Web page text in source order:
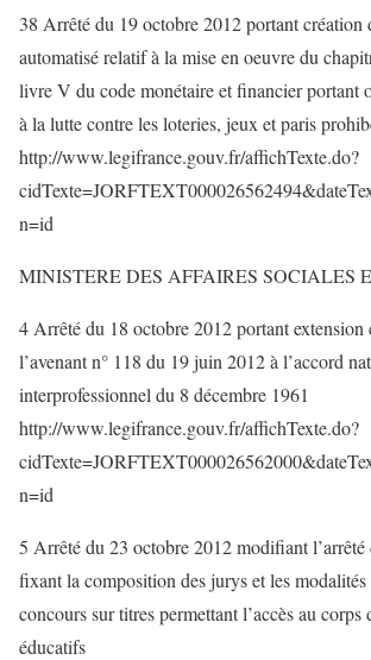
38 Arrêté du 19 octobre 2012 portant création
automatisé relatif à la mise en oeuvre du
livre V du code monétaire et financier portant
à la lutte contre les loteries, jeux et paris
http://www.legifrance.gouv.fr/affichTexte.do?
n=id
MINISTERE DES AFFAIRES SOCIALES
4 Arrêté du 18 octobre 2012 portant extension
l’avenant n° 118 du 19 juin 2012 à l’accord
interprofessionnel du 8 décembre 1961
http://www.legifrance.gouv.fr/affichTexte.do?
n=id
5 Arrêté du 23 octobre 2012 modifiant
fixant la composition des jurys et les modalités
concours sur titres permettant l’accès au corps
éducatifs